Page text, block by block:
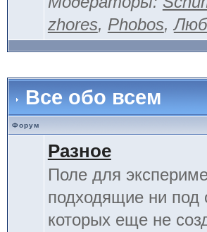
zhores, Phobos,
Все обо всем
Форум
Разное
Поле для
подходящие ни под
которых еще не